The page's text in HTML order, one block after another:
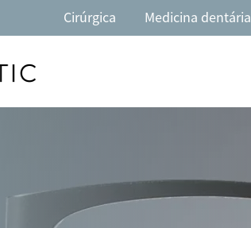
Cirúrgica Medicina dentária